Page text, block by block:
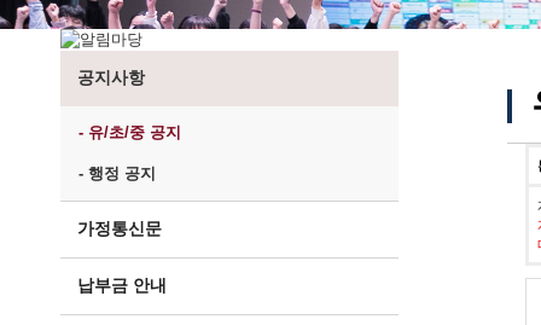
공지사항
- 유/초/중 공지
- 행정 공지
가정통신문
납부금 안내